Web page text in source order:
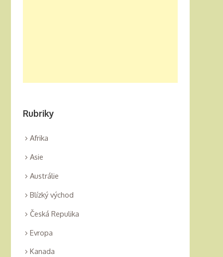
Rubriky
Afrika
Asie
Austrálie
Blízký východ
Česká Repulika
Evropa
Kanada